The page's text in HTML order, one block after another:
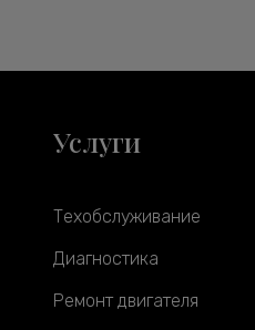
Услуги
Техобслуживание
Диагностика
Ремонт двигателя